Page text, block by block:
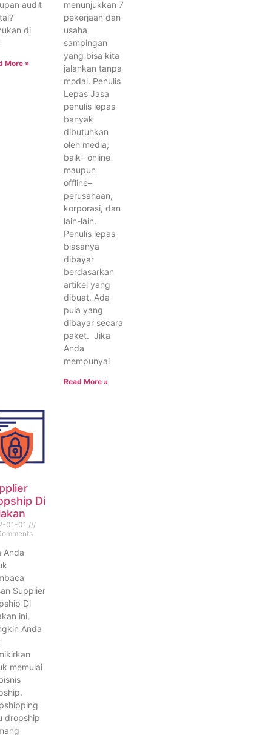
audit
di
More »
menunjukkan 7
pekerjaan dan
usaha
sampingan
yang bisa kita
jalankan tanpa
modal. Penulis
Lepas Jasa
penulis lepas
banyak
dibutuhkan
oleh media;
baik– online
maupun
offline–
perusahaan,
korporasi, dan
lain-lain.
Penulis lepas
biasanya
dibayar
berdasarkan
artikel yang
dibuat. Ada
pula yang
dibayar secara
paket. Jika
Anda
mempunyai
Read More »
Di
01-01
Anda
Supplier
Di
ini,
Anda
memulai
dropship